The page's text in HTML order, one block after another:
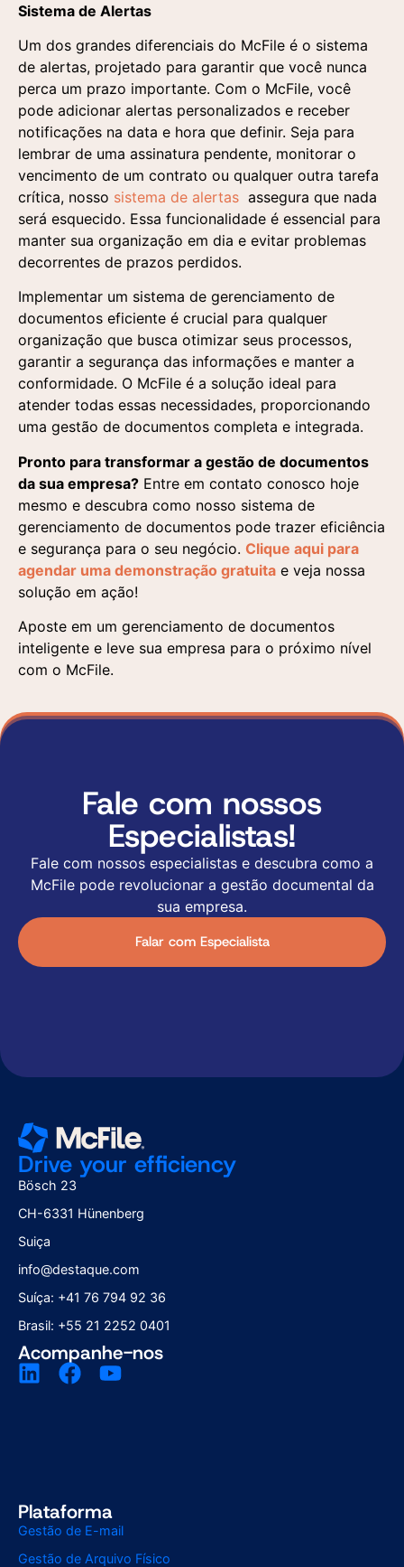
Sistema de Alertas
Um dos grandes diferenciais do McFile é o sistema
de alertas, projetado para garantir que você nunca
perca um prazo importante. Com o McFile, você
pode adicionar alertas personalizados e receber
notificações na data e hora que definir. Seja para
lembrar de uma assinatura pendente, monitorar o
vencimento de um contrato ou qualquer outra tarefa
crítica, nosso sistema de alertas assegura que nada
será esquecido. Essa funcionalidade é essencial para
manter sua organização em dia e evitar problemas
decorrentes de prazos perdidos.
Implementar um sistema de gerenciamento de
documentos eficiente é crucial para qualquer
organização que busca otimizar seus processos,
garantir a segurança das informações e manter a
conformidade. O McFile é a solução ideal para
atender todas essas necessidades, proporcionando
uma gestão de documentos completa e integrada.
Pronto para transformar a gestão de documentos
da sua empresa? Entre em contato conosco hoje
mesmo e descubra como nosso sistema de
gerenciamento de documentos pode trazer eficiência
e segurança para o seu negócio. Clique aqui para
agendar uma demonstração gratuita e veja nossa
solução em ação!
Aposte em um gerenciamento de documentos
inteligente e leve sua empresa para o próximo nível
com o McFile.
Fale com nossos
Especialistas!
Fale com nossos especialistas e descubra como a
McFile pode revolucionar a gestão documental da
sua empresa.
Falar com Especialista
Drive your efficiency
Bösch 23
CH-6331 Hünenberg
Suiça
info@destaque.com
Suíça: +41 76 794 92 36
Brasil: +55 21 2252 0401
Acompanhe-nos
Plataforma
Gestão de E-mail
Gestão de Arquivo Físico
segundo a Política de
Privacidade
segundo a Política de
Privacidade